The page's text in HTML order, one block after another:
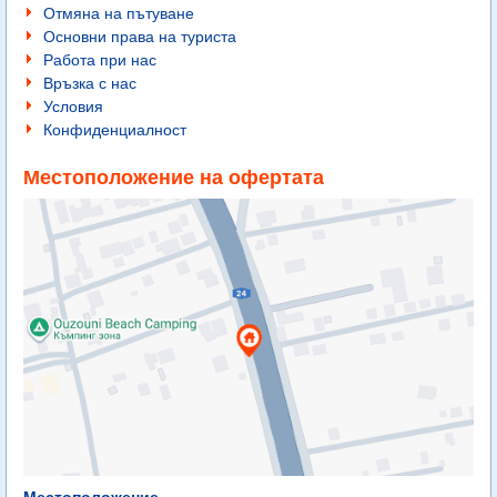
Отмяна на пътуване
Основни права на туриста
Работа при нас
Връзка с нас
Условия
Конфиденциалност
Местоположение на офертата